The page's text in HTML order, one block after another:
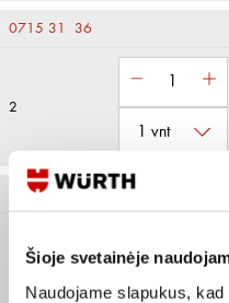
Šioje svetainėje
Naudojame slapukus,
0715 31 36
2
0715 31 37